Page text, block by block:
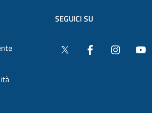
SEGUICI SU
Twitter Facebook Instagram